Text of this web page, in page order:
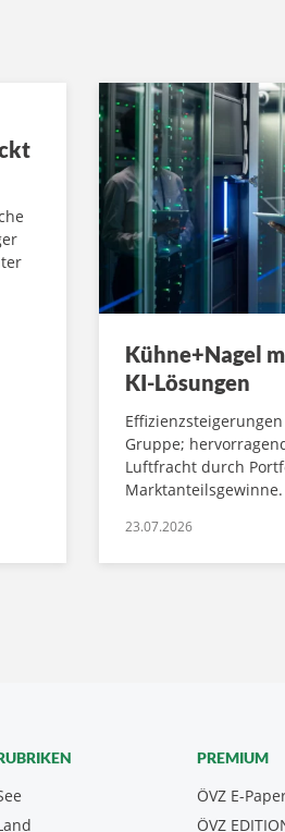
Kühne+Nagel
KI-Lösungen
Gruppe;
Luftfracht durch
Marktanteilsgewinne.
23.07.2026
PREMIUM
ÖVZ E-
ÖVZ